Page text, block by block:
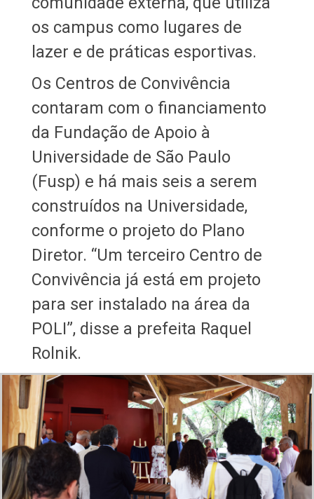
os campus como lugares de
lazer e de práticas esportivas.
Os Centros de Convivência
contaram com o financiamento
da Fundação de Apoio à
Universidade de São Paulo
(Fusp) e há mais seis a serem
construídos na Universidade,
conforme o projeto do Plano
Diretor. “Um terceiro Centro de
Convivência já está em projeto
para ser instalado na área da
POLI”, disse a prefeita Raquel
Rolnik.